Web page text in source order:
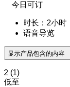
今日可订
时长：2小时
语音导览
显示产品包含的内容
2 (1)
低至